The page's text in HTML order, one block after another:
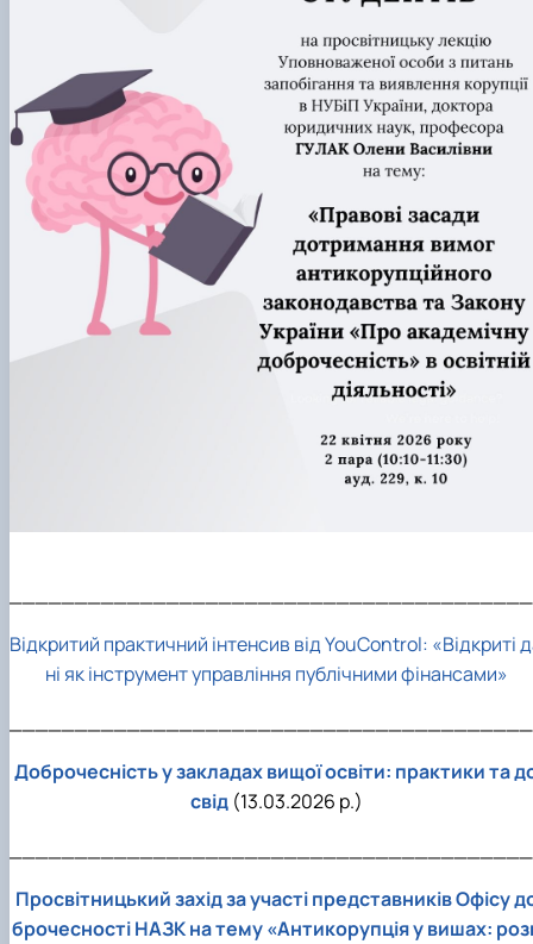
Відкритий практичний інтенсив від YouControl: «Відкриті
ні як інструмент управління публічними фінансами»
Доброчесність у закладах вищої освіти: практики та
свід(13.03.2026 р.)
Просвітницький захід за участі представників Офісу
брочесності НАЗК на тему «Антикорупція у вишах: